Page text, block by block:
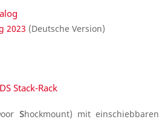
2023 (Deutsche Version)
Stack-Rack
oor Shockmount) mit einschiebbaren